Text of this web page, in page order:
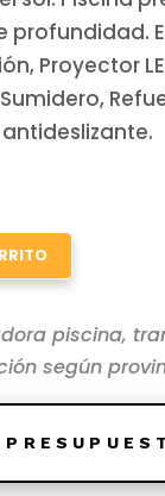
profundidad.
Proyector
piscina,
según